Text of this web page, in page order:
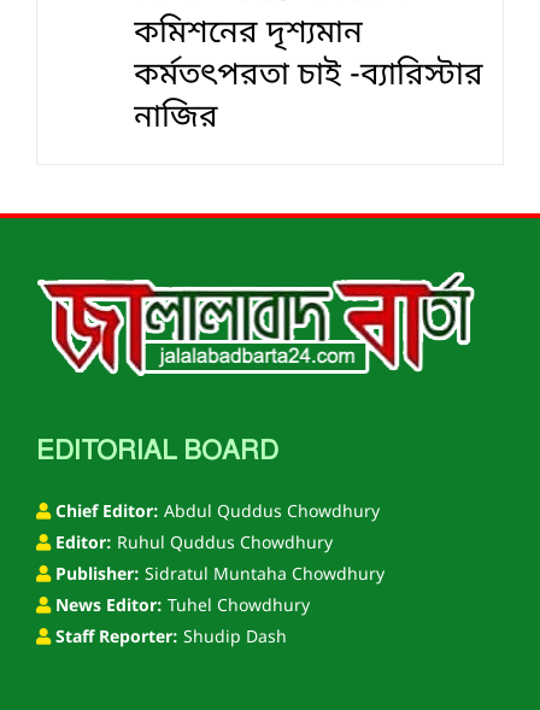
কমিশনের দৃশ‍্যমান
কর্মতৎপরতা চাই -ব্যারিস্টার
নাজির
EDITORIAL BOARD
Chief Editor: Abdul Quddus Chowdhury
Editor: Ruhul Quddus Chowdhury
Publisher: Sidratul Muntaha Chowdhury
News Editor: Tuhel Chowdhury
Staff Reporter: Shudip Dash